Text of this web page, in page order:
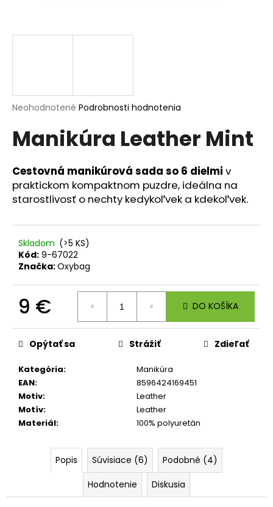
Priemerné
produktu
je
z
5
hviezdičiek.
Neohodnotené Podrobnosti hodnotenia
Manikúra Leather Mint
Cestovná manikúrová sada so 6 dielmi v
praktickom kompaktnom puzdre, ideálna na
starostlivosť o nechty kedykoľvek a kdekoľvek.
Skladom (>5 KS)
Kód: 9-67022
Značka:Oxybag
9 €
cena:
DO KOŠÍKA
Kategória:
Manikúra
EAN:
8596424169451
Motiv:
Leather
Motív:
Leather
Materiál: 100% polyuretán
Opýtať sa Strážiť Zdieľať
Popis Súvisiace (6)
Podobné (4)
Hodnotenie
Diskusia
j
HĽADAŤ
O
d
p
ú
a
m
ŠKOLSKÝ
8-
DIELNY
OXY
JUMPER
KOLIBRÍK
FIALOVÝ